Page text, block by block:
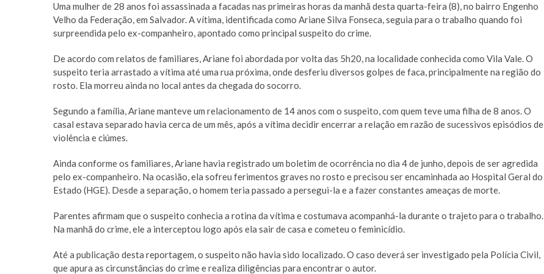
Uma mulher de 28 anos foi assassinada a facadas nas primeiras horas da manhã desta quarta-feira (8), no bairro Engenho
Velho da Federação, em Salvador. A vítima, identificada como Ariane Silva Fonseca, seguia para o trabalho quando foi
surpreendida pelo ex-companheiro, apontado como principal suspeito do crime.
De acordo com relatos de familiares, Ariane foi abordada por volta das 5h20, na localidade conhecida como Vila Vale. O
suspeito teria arrastado a vítima até uma rua próxima, onde desferiu diversos golpes de faca, principalmente na região do
rosto. Ela morreu ainda no local antes da chegada do socorro.
Segundo a família, Ariane manteve um relacionamento de 14 anos com o suspeito, com quem teve uma filha de 8 anos. O
casal estava separado havia cerca de um mês, após a vítima decidir encerrar a relação em razão de sucessivos episódios de
violência e ciúmes.
Ainda conforme os familiares, Ariane havia registrado um boletim de ocorrência no dia 4 de junho, depois de ser agredida
pelo ex-companheiro. Na ocasião, ela sofreu ferimentos graves no rosto e precisou ser encaminhada ao Hospital Geral do
Estado (HGE). Desde a separação, o homem teria passado a persegui-la e a fazer constantes ameaças de morte.
Parentes afirmam que o suspeito conhecia a rotina da vítima e costumava acompanhá-la durante o trajeto para o trabalho.
Na manhã do crime, ele a interceptou logo após ela sair de casa e cometeu o feminicídio.
Até a publicação desta reportagem, o suspeito não havia sido localizado. O caso deverá ser investigado pela Polícia Civil,
que apura as circunstâncias do crime e realiza diligências para encontrar o autor.